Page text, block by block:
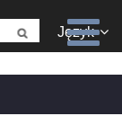
Język